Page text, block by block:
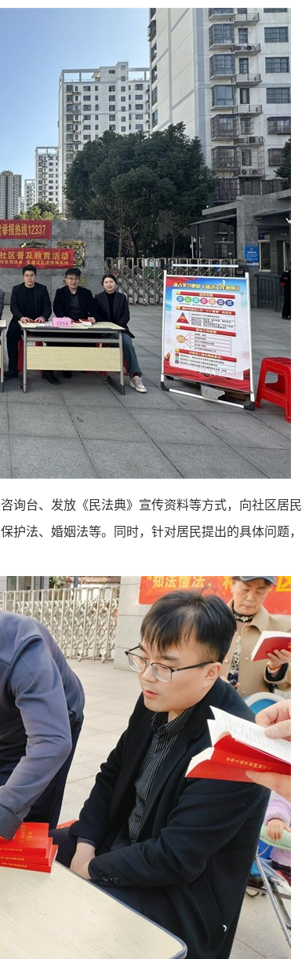
询台、发放《民法典》宣传资料等方式，向社区居民
护法、婚姻法等。同时，针对居民提出的具体问题，